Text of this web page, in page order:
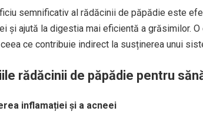
semnificativ al rădăcinii de păpădie este
și ajută la digestia mai eficientă a grăsimilor.
ce contribuie indirect la susținerea unui
rădăcinii de păpădie pentru
inflamației și a acneei